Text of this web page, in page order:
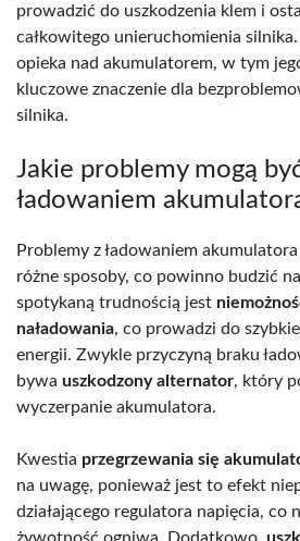
prowadzić do uszkodzenia klem i
całkowitego unieruchomienia
opieka nad akumulatorem, w tym
kluczowe znaczenie dla
silnika.
Jakie problemy mogą
ładowaniem
Problemy z ładowaniem
różne sposoby, co powinno budzić
spotykaną trudnością jest
naładowania, co prowadzi do
energii. Zwykle przyczyną braku
bywa uszkodzony alternator, który
wyczerpanie akumulatora.
Kwestia przegrzewania się
na uwagę, ponieważ jest to efekt
działającego regulatora napięcia, co
żywotność ogniwa. Dodatkowo,